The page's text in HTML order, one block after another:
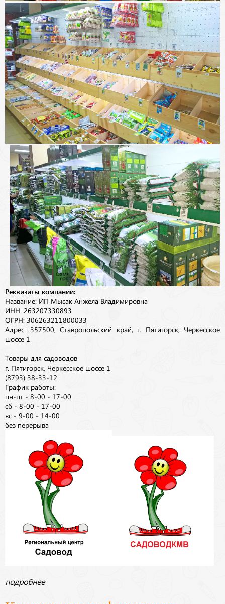
Реквизиты компании:
Название: ИП Мысак Анжела Владимировна
ИНН: 263207330893
ОГРН: 306263211800033
Адрес: 357500, Ставропольский край, г. Пятигорск, Черкесское
шоссе 1
Товары для садоводов
г. Пятигорск, Черкесское шоссе 1
(8793) 38-33-12
График работы:
пн-пт - 8-00 - 17-00
сб - 8-00 - 17-00
вс - 9-00 - 14-00
без перерыва
подробнее